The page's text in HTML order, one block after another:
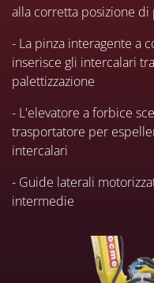
alla corretta posizione di
- La pinza interagente a
inserisce gli intercalari
palettizzazione
- L'elevatore a forbice
trasportatore per
intercalari
- Guide laterali
intermedie